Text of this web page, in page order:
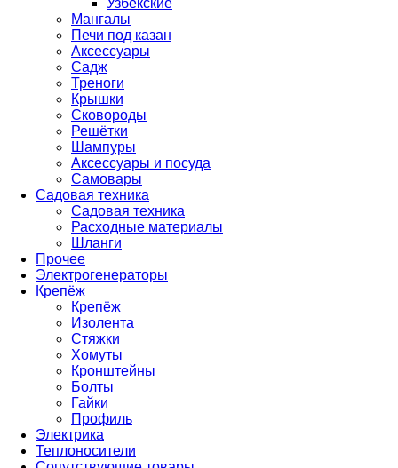
Узбекские
Мангалы
Печи под казан
Аксессуары
Садж
Треноги
Крышки
Сковороды
Решётки
Шампуры
Аксессуары и посуда
Самовары
Садовая техника
Садовая техника
Расходные материалы
Шланги
Прочее
Электрогенераторы
Крепёж
Крепёж
Изолента
Стяжки
Хомуты
Кронштейны
Болты
Гайки
Профиль
Электрика
Теплоносители